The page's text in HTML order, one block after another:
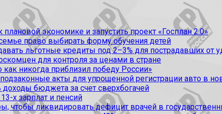
экономике и запустить проект «Госплан 2.0»
право выбирать форму обучения детей
льготные кредиты под 2–3% для пострадавших от
для контроля за ценами в стране
никогда приблизил победу России»
акты для упрощенной регистрации авто в
бюджета за счет сверхбогачей
х зарплат и пенсий
чтобы ликвидировать дефицит врачей в